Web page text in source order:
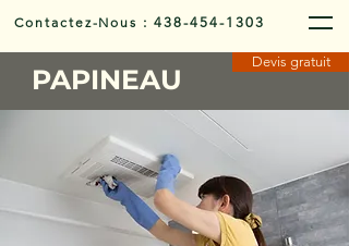
Contactez-Nous :438-454-1303
PAPINEAU
Devis gratuit